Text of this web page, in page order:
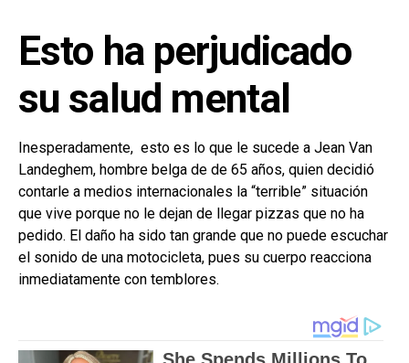
Esto ha perjudicado
su salud mental
Inesperadamente, esto es lo que le sucede a Jean Van
Landeghem, hombre belga de de 65 años, quien decidió
contarle a medios internacionales la “terrible” situación
que vive porque no le dejan de llegar pizzas que no ha
pedido. El daño ha sido tan grande que no puede escuchar
el sonido de una motocicleta, pues su cuerpo reacciona
inmediatamente con temblores.